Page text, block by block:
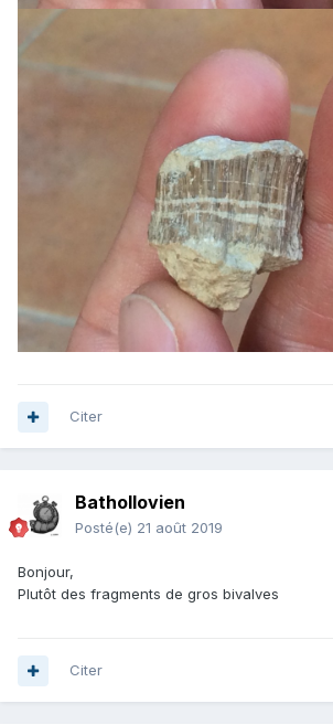
Citer
Bathollovien
Posté(e) 21 août 2019
Bonjour,
Plutôt des fragments de gros bivalves
Citer